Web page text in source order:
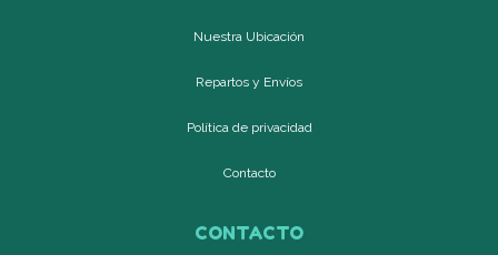
Nuestra Ubicación
Repartos y Envíos
Política de privacidad
Contacto
CONTACTO